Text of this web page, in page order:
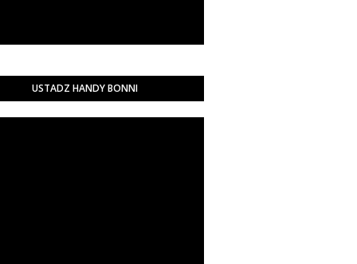
USTADZ HANDY BONNI